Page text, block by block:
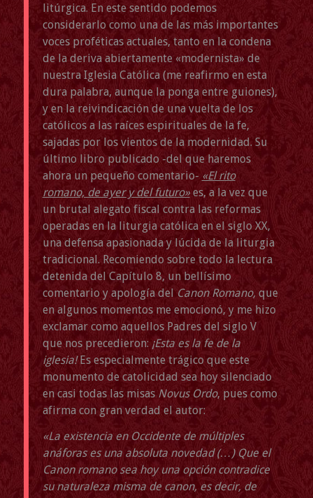
litúrgica. En este sentido podemos
considerarlo como una de las más importantes
voces proféticas actuales, tanto en la condena
de la deriva abiertamente «modernista» de
nuestra Iglesia Católica (me reafirmo en esta
dura palabra, aunque la ponga entre guiones),
y en la reivindicación de una vuelta de los
católicos a las raíces espirituales de la fe,
sajadas por los vientos de la modernidad. Su
último libro publicado -del que haremos
ahora un pequeño comentario- «El rito
romano, de ayer y del futuro»es, a la vez que
un brutal alegato fiscal contra las reformas
operadas en la liturgia católica en el siglo XX,
una defensa apasionada y lúcida de la liturgia
tradicional. Recomiendo sobre todo la lectura
detenida del Capítulo 8, un bellísimo
comentario y apología delCanon Romano, que
en algunos momentos me emocionó, y me hizo
exclamar como aquellos Padres del siglo V
que nos precedieron: ¡Esta es la fe de la
iglesia!Es especialmente trágico que este
monumento de catolicidad sea hoy silenciado
en casi todas las misas Novus Ordo, pues como
afirma con gran verdad el autor:
«La existencia en Occidente de múltiples
anáforas es una absoluta novedad (…) Que el
Canon romano sea hoy una opción contradice
su naturaleza misma de canon, es decir, de